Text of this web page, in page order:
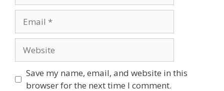
Save my name, email, and website in this
browser for the next time I comment.